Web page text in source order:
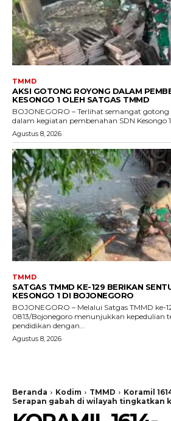
TMMD
AKSI GOTONG ROYONG DALAM
KESONGO 1 OLEH SATGAS TMMD
BOJONEGORO – Terlihat semangat
dalam kegiatan pembenahan SDN Kesongo
Agustus 8, 2026
TMMD
SATGAS TMMD KE-129 BERIKAN
KESONGO 1 DI BOJONEGORO
BOJONEGORO – Melalui Satgas TMMD ke-
0813/Bojonegoro menunjukkan kepedulian
pendidikan dengan...
Agustus 8, 2026